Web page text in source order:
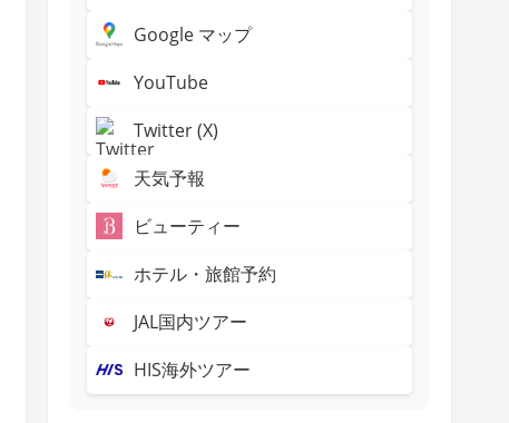
Google マップ
YouTube
Twitter (X)
天気予報
ビューティー
ホテル・旅館予約
JAL国内ツアー
HIS海外ツアー